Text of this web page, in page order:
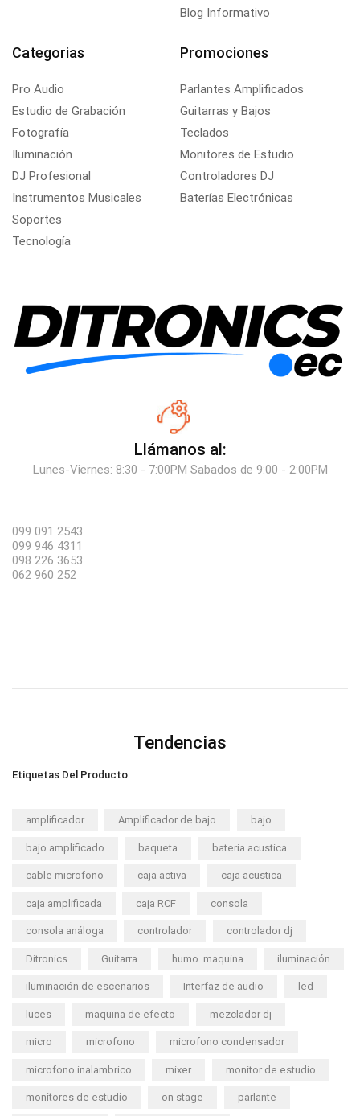
Blog Informativo
Categorias
Pro Audio
Estudio de Grabación
Fotografía
Iluminación
DJ Profesional
Instrumentos Musicales
Soportes
Tecnología
Promociones
Parlantes Amplificados
Guitarras y Bajos
Teclados
Monitores de Estudio
Controladores DJ
Baterías Electrónicas
Llámanos al:
Lunes-Viernes: 8:30 - 7:00PM Sabados de 9:00 - 2:00PM
099 091 2543
099 946 4311
098 226 3653
062 960 252
Tendencias
Etiquetas Del Producto
amplificador Amplificador de bajo bajo
bajo amplificado baqueta bateria acustica
cable microfono caja activa caja acustica
caja amplificada caja RCF consola
consola análoga controlador controlador dj
Ditronics Guitarra humo. maquina iluminación
iluminación de escenarios Interfaz de audio led
luces maquina de efecto mezclador dj
micro microfono microfono condensador
microfono inalambrico mixer monitor de estudio
monitores de estudio on stage parlante